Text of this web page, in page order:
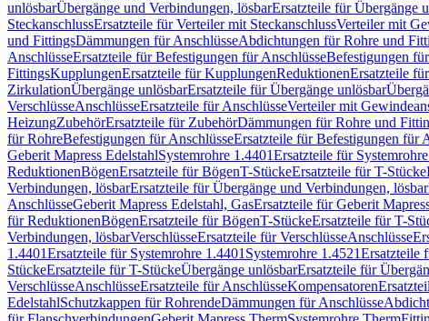
unlösbarÜbergänge und Verbindungen, lösbarErsatzteile für Übergänge
SteckanschlussErsatzteile für Verteiler mit SteckanschlussVerteiler mit
und FittingsDämmungen für AnschlüsseAbdichtungen für Rohre und
AnschlüsseErsatzteile für Befestigungen für AnschlüsseBefestigungen
FittingsKupplungenErsatzteile für KupplungenReduktionenErsatzteile
ZirkulationÜbergänge unlösbarErsatzteile für Übergänge unlösbar
VerschlüsseAnschlüsseErsatzteile für AnschlüsseVerteiler mit
HeizungZubehörErsatzteile für ZubehörDämmungen für Rohre und
für RohreBefestigungen für AnschlüsseErsatzteile für Befestigungen für
Geberit Mapress EdelstahlSystemrohre 1.4401Ersatzteile für
ReduktionenBögenErsatzteile für BögenT-StückeErsatzteile für T-Stücke
Verbindungen, lösbarErsatzteile für Übergänge und Verbindungen, lösbar
AnschlüsseGeberit Mapress Edelstahl, GasErsatzteile für Geberit
für ReduktionenBögenErsatzteile für BögenT-StückeErsatzteile für T-
Verbindungen, lösbarVerschlüsseErsatzteile für VerschlüsseAnschlüsse
1.4401Ersatzteile für Systemrohre 1.4401 Systemrohre 1.4521Ersatzteile
StückeErsatzteile für T-StückeÜbergänge unlösbarErsatzteile für
VerschlüsseAnschlüsseErsatzteile für AnschlüsseKompensatoren
EdelstahlSchutzkappen für RohrendeDämmungen für Anschlüsse